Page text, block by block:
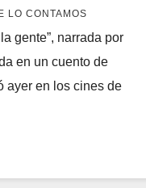
LO CONTAMOS
gente”, narrada por
en un cuento de
ayer en los cines de